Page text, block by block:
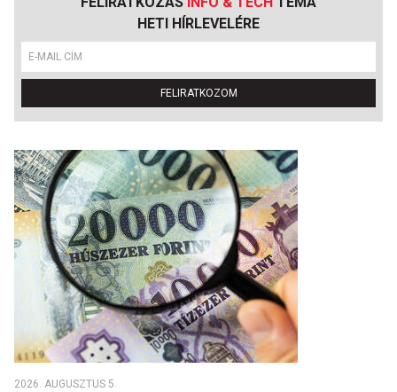
HETI HÍRLEVELÉRE
FELIRATKOZOM
2026. AUGUSZTUS 5.